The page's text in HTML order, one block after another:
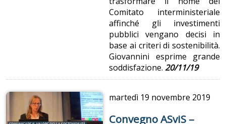
Comitato interministeriale
affinché gli investimenti
pubblici vengano decisi in
base ai criteri di sostenibilità.
Giovannini esprime grande
soddisfazione. 20/11/19
martedì 19 novembre 2019
Convegno ASviS –